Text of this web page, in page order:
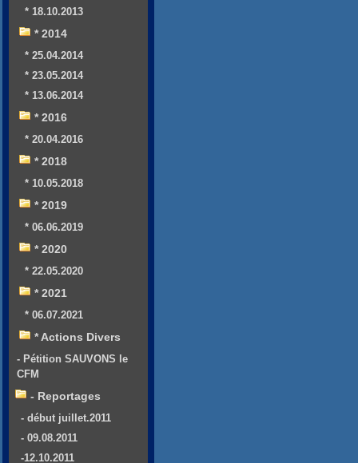
* 18.10.2013
* 2014
* 25.04.2014
* 23.05.2014
* 13.06.2014
* 2016
* 20.04.2016
* 2018
* 10.05.2018
* 2019
* 06.06.2019
* 2020
* 22.05.2020
* 2021
* 06.07.2021
* Actions Divers
- Pétition SAUVONS le
CFM
- Reportages
- début juillet.2011
- 09.08.2011
-12.10.2011